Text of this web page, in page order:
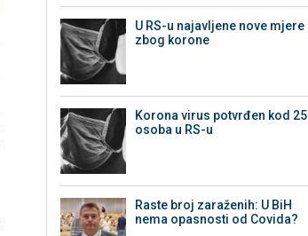
U RS-u najavljene nove mjere
zbog korone
Korona virus potvrđen kod 25
osoba u RS-u
Raste broj zaraženih: U BiH
nema opasnosti od Covida?